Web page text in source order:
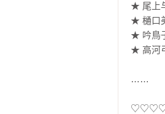
★ 尾上
★ 樋口
★ 吟鳥
★ 高河
……